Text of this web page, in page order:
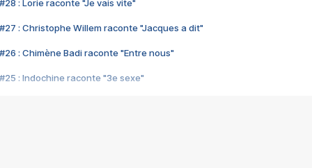
#28 : Lorie raconte "Je vais vite"
#27 : Christophe Willem raconte "Jacques a dit"
#26 : Chimène Badi raconte "Entre nous"
#25 : Indochine raconte "3e sexe"